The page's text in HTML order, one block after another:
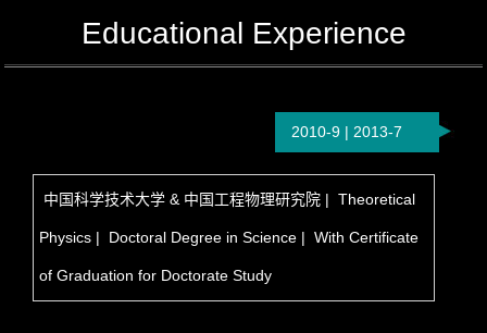
Educational Experience
2010-9 | 2013-7
中国科学技术大学 & 中国工程物理研究院 | Theoretical
Physics | Doctoral Degree in Science | With Certificate
of Graduation for Doctorate Study